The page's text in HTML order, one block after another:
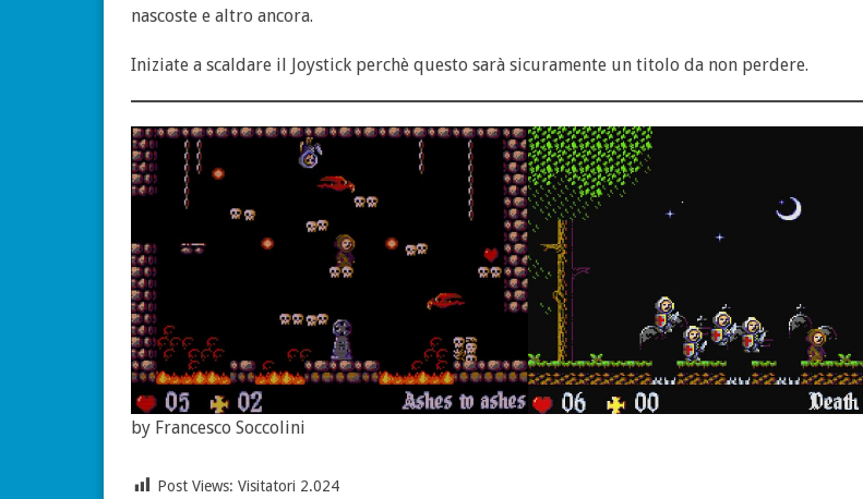
nascoste e altro ancora.
Iniziate a scaldare il Joystick perchè questo sarà sicuramente un titolo da non perdere.
by Francesco Soccolini
Post Views: Visitatori 2.024